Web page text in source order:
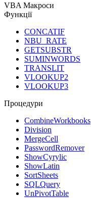
VBA Макроси
Функції
CONCATIF
NBU_RATE
GETSUBSTR
SUMINWORDS
TRANSLIT
VLOOKUP2
VLOOKUP3
Процедури
CombineWorkbooks
Division
MergeCell
PasswordRemover
ShowCyrylic
ShowLatin
SortSheets
SQLQuery
UnPivotTable